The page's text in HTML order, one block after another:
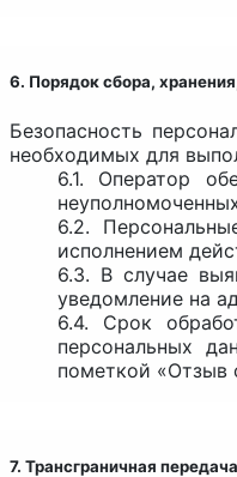
6. Порядок сбора,
Безопасность
необходимых для
6.1. Оператор
6.2.
исполнением
6.3. В случае
уведомление на
6.4. Срок
персональных
пометкой «Отзыв
7. Трансграничная